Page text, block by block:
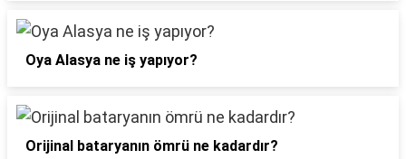
Oya Alasya ne iş yapıyor?
Orijinal bataryanın ömrü ne kadardır?